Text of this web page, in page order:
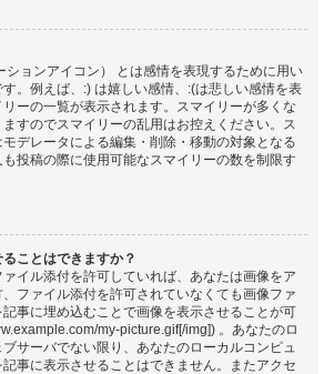
ションアイコン） とは感情を表現するために用い
。例えば、:) は嬉しい感情、:(は悲しい感情を表
ーの一覧が表示されます。スマイリーが多くな
すのでスマイリーの乱用はお控えください。ス
デレータによる編集・削除・移動の対象となる
投稿の際に使用可能なスマイリーの数を制限す
ことはできますか？
イル添付を許可していれば、あなたは画像をア
ファイル添付を許可されていなくても画像ファ
事に埋め込むことで画像を表示させることが可
my-picture.gif[/img]) 。あなたのロ
サーバでない限り、あなたのローカルコンピュ
事に表示させることはできません。またアクセ